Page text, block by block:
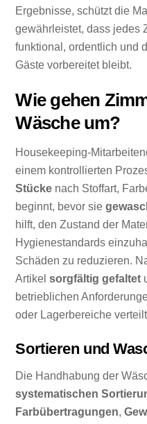
Ergebnisse, schützt die
gewährleistet, dass jedes
funktional, ordentlich und
Gäste vorbereitet bleibt.
Wie gehen
Wäsche um?
Housekeeping-
einem kontrollierten
Stücke nach Stoffart,
beginnt, bevor sie
hilft, den Zustand der
Hygienestandards
Schäden zu reduzieren.
Artikelsorgfältig gefaltet
betrieblichen
oder Lagerbereiche
Sortieren und
Die Handhabung der
systematischen
Farbübertragungen,